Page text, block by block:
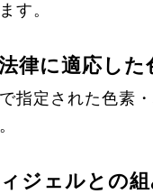
す。
律に適応した
指定された色素
ジェルとの